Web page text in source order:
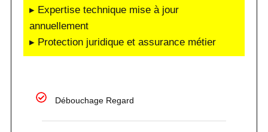
▸ Expertise technique mise à jour
annuellement
▸ Protection juridique et assurance métier
Débouchage Regard